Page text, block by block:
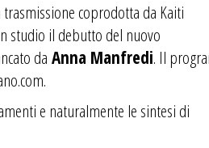
coprodotta da Kaiti
studio il debutto del nuovo
da Anna Manfredi. Il
e naturalmente le sintesi di